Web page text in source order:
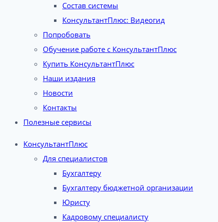
Состав системы
КонсультантПлюс: Видеогид
Попробовать
Обучение работе с КонсультантПлюс
Купить КонсультантПлюс
Наши издания
Новости
Контакты
Полезные сервисы
КонсультантПлюс
Для специалистов
Бухгалтеру
Бухгалтеру бюджетной организации
Юристу
Кадровому специалисту